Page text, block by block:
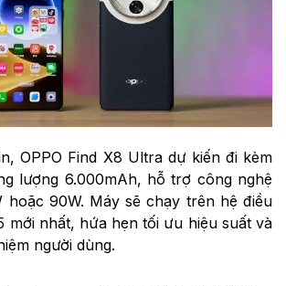
OPPO Find X8 Ultra dự kiến đi kèm
lượng 6.000mAh, hỗ trợ công nghệ
hoặc 90W. Máy sẽ chạy trên hệ điều
mới nhất, hứa hẹn tối ưu hiệu suất và
người dùng.